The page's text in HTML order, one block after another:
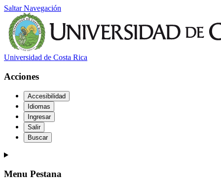
Saltar Navegación
Universidad de Costa Rica
Acciones
Accesibilidad
Idiomas
Ingresar
Salir
Buscar
Menu Pestana